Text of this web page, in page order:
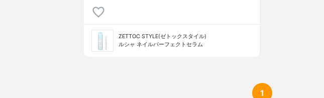
ZETTOC STYLE(ゼトックスタイル)
ルシャ ネイルパーフェクトセラム
1